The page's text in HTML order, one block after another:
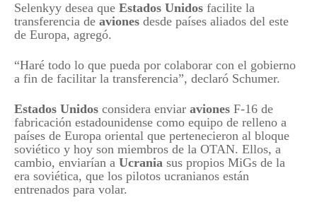
Selenkyy desea que Estados Unidos facilite la
transferencia de aviones desde países aliados del este
de Europa, agregó.
“Haré todo lo que pueda por colaborar con el gobierno
a fin de facilitar la transferencia”, declaró Schumer.
Estados Unidos considera enviar aviones F-16 de
fabricación estadounidense como equipo de relleno a
países de Europa oriental que pertenecieron al bloque
soviético y hoy son miembros de la OTAN. Ellos, a
cambio, enviarían a Ucrania sus propios MiGs de la
era soviética, que los pilotos ucranianos están
entrenados para volar.